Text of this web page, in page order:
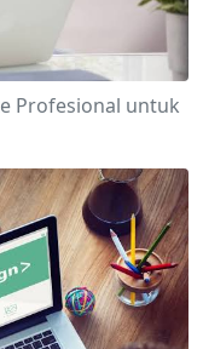
Profesional untuk